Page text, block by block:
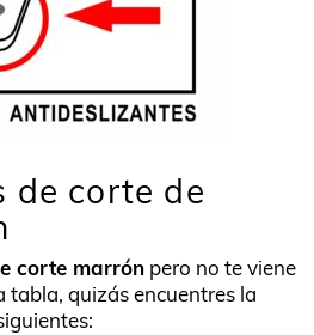
de corte de
corte marrón pero no te viene
tabla, quizás encuentres la